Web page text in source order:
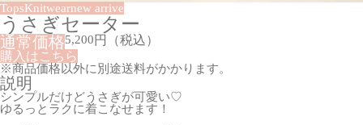
TopsKnitwearnew arrive
うさぎセーター
通常価格5,200 円
（税込）
購入はこちら
※商品価格以外に別途送料がかかります。
説明
シンプルだけどうさぎが可愛い♡
ゆるっとラクに着こなせます！